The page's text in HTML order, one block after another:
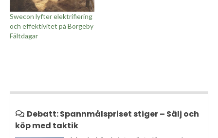
Swecon lyfter elektrifiering
och effektivitet på Borgeby
Fältdagar
Debatt: Spannmålspriset stiger – Sälj och
köp med taktik